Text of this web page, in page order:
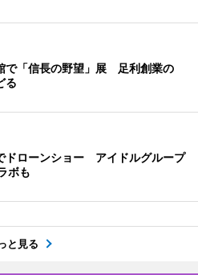
で「信長の野望」展 足利創業の
る
ドローンショー アイドルグループ
ボも
と見る